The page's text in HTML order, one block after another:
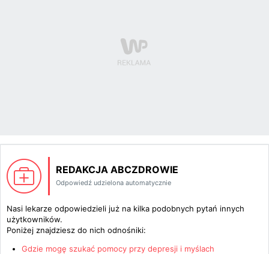
REDAKCJA ABCZDROWIE
Odpowiedź udzielona automatycznie
Nasi lekarze odpowiedzieli już na kilka podobnych pytań innych
użytkowników.
Poniżej znajdziesz do nich odnośniki:
Gdzie mogę szukać pomocy przy depresji i myślach